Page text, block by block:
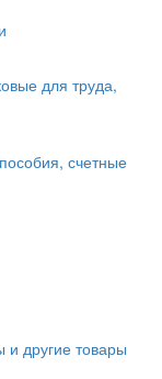
для труда,
счетные
другие товары